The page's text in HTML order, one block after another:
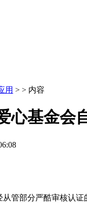
用 > > 内容
心基金会
部分严酷审核认证